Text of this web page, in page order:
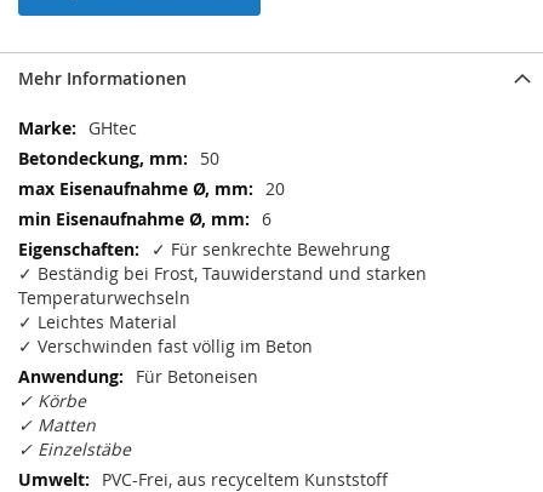
Mehr Informationen
Mehr
Informationen
GHtec
50
20
6
✓ Für senkrechte Bewehrung
✓ Beständig bei Frost, Tauwiderstand und starken
Temperaturwechseln
✓ Leichtes Material
✓ Verschwinden fast völlig im Beton
Für Betoneisen
✓ Körbe
✓ Matten
✓ Einzelstäbe
PVC-Frei, aus recyceltem Kunststoff